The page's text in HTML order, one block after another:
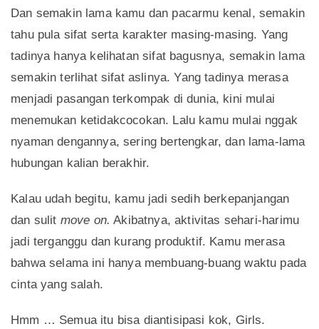
Dan semakin lama kamu dan pacarmu kenal, semakin
tahu pula sifat serta karakter masing-masing. Yang
tadinya hanya kelihatan sifat bagusnya, semakin lama
semakin terlihat sifat aslinya. Yang tadinya merasa
menjadi pasangan terkompak di dunia, kini mulai
menemukan ketidakcocokan. Lalu kamu mulai nggak
nyaman dengannya, sering bertengkar, dan lama-lama
hubungan kalian berakhir.
Kalau udah begitu, kamu jadi sedih berkepanjangan
dan sulit move on. Akibatnya, aktivitas sehari-harimu
jadi terganggu dan kurang produktif. Kamu merasa
bahwa selama ini hanya membuang-buang waktu pada
cinta yang salah.
Hmm … Semua itu bisa diantisipasi kok, Girls.